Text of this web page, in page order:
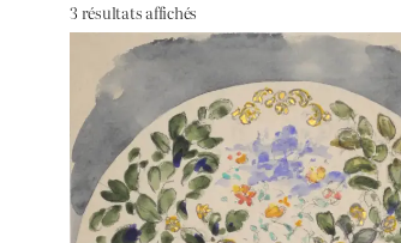
3 résultats affichés